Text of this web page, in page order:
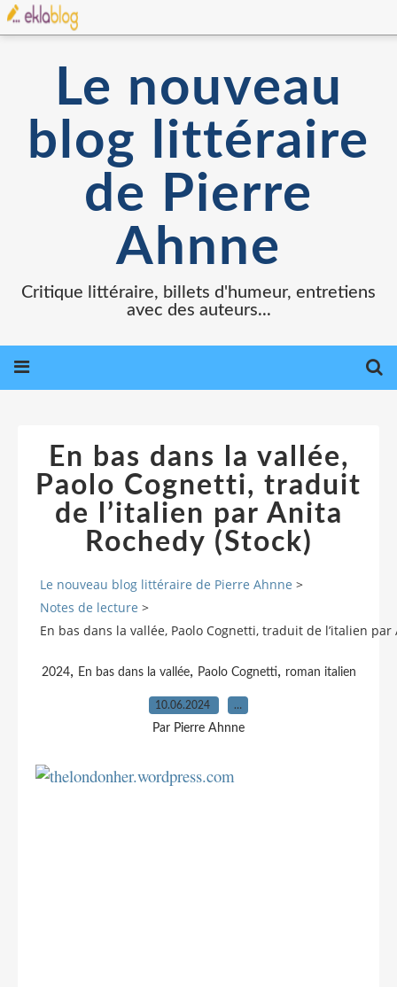
Le nouveau
blog littéraire
de Pierre
Ahnne
Critique littéraire, billets d'humeur, entretiens
avec des auteurs...
En bas dans la vallée,
Paolo Cognetti, traduit
de l’italien par Anita
Rochedy (Stock)
Le nouveau blog littéraire de Pierre Ahnne >
Notes de lecture >
En bas dans la vallée, Paolo Cognetti, traduit de l’italien par
2024, En bas dans la vallée, Paolo Cognetti, roman italien
10.06.2024 …
Par Pierre Ahnne